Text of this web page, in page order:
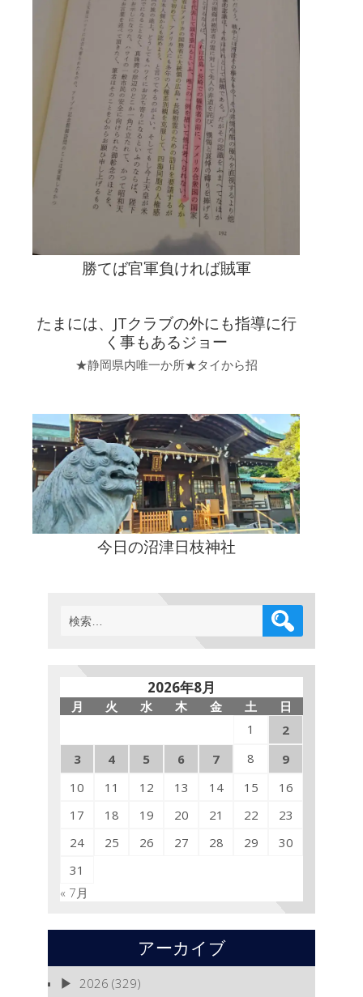
め」
は
勝てば官軍負ければ賊軍
たまには、JTクラブの外にも指導に行
く事もあるジョー
★静岡県内唯一か所★タイから招
今日の沼津日枝神社
検
索:
2026年8月
月 火 水 木 金 土
日
1
2
3
4 5 6 7 8
9
10
11 12 13 14 15
16
17
18 19 20 21 22
23
24
25 26 27 28 29
30
31
« 7月
アーカイブ
2026 (329)